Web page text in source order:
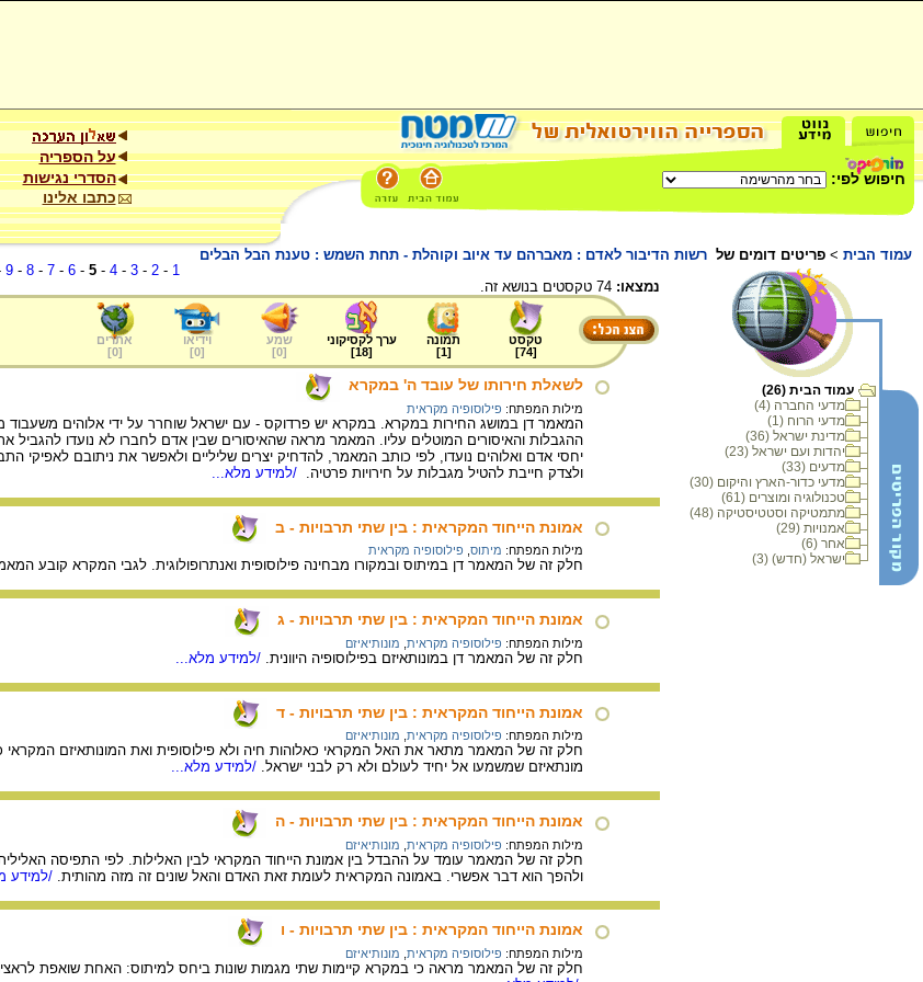
חיפוש לפי:
על הספריה
הסדרי נגישות
כתבו אלינו
עמוד הבית > פריטים דומים של רשות הדיבור לאדם : מאברהם עד איוב וקוהלת - תחת השמש : טענת הבל הבלים
עמוד הבית (26)
מדעי החברה (4)
מדעי הרוח (1)
מדינת ישראל (36)
יהדות ועם ישראל (23)
מדעים (33)
מדעי כדור-הארץ והיקום (30)
טכנולוגיה ומוצרים (61)
מתמטיקה וסטטיסטיקה (48)
אמנויות (29)
אחר (6)
ישראל (חדש) (3)
1
-
2
-
3
-
4
-
5
-
6
-
7
-
8
-
9
נמצאו:
טקסט
[
74
]
תמונה
[
1
]
ערך לקסיקוני
[
18
]
שמע
[
0
]
וידיאו
[
0
]
אתרים
[
0
]
לשאלת חירותו של עובד ה' במקרא
מילות המפתח: פילוסופיה מקראית
המאמר דן במושג החירות במקרא. במקרא יש פרדוקס - עם ישראל שוחרר על ידי אלוהים
ההגבלות והאיסורים המוטלים עליו. המאמר מראה שהאיסורים שבין אדם לחברו לא נועדו להגביל
יחסי אדם ואלוהים נועדו, לפי כותב המאמר, להדחיק יצרים שליליים ולאפשר את ניתובם
ולצדק חייבת להטיל מגבלות על חירויות פרטיה. /למידע מלא...
אמונת הייחוד המקראית : בין שתי תרבויות - ב
מילות המפתח: מיתוס פילוסופיה מקראית
חלק זה של המאמר דן במיתוס ובמקורו מבחינה פילוסופית ואנתרופולוגית. לגבי המקרא קובע
אמונת הייחוד המקראית : בין שתי תרבויות - ג
מילות המפתח: פילוסופיה מקראית מונותיאיזם
חלק זה של המאמר דן במונותאיזם בפילוסופיה היוונית. /למידע מלא...
אמונת הייחוד המקראית : בין שתי תרבויות - ד
מילות המפתח: פילוסופיה מקראית מונותיאיזם
חלק זה של המאמר מתאר את האל המקראי כאלוהות חיה ולא פילוסופית ואת המונותאיזם
מונתאיזם שמשמעו אל יחיד לעולם ולא רק לבני ישראל. /למידע מלא...
אמונת הייחוד המקראית : בין שתי תרבויות - ה
מילות המפתח: פילוסופיה מקראית מונותיאיזם
חלק זה של המאמר עומד על ההבדל בין אמונת הייחוד המקראי לבין האלילות. לפי התפיסה
ולהפך הוא דבר אפשרי. באמונה המקראית לעומת זאת האדם והאל שונים זה מזה מהותית. /למידע
אמונת הייחוד המקראית : בין שתי תרבויות - ו
מילות המפתח: פילוסופיה מקראית מונותיאיזם
חלק זה של המאמר מראה כי במקרא קיימות שתי מגמות שונות ביחס למיתוס: האחת שואפת